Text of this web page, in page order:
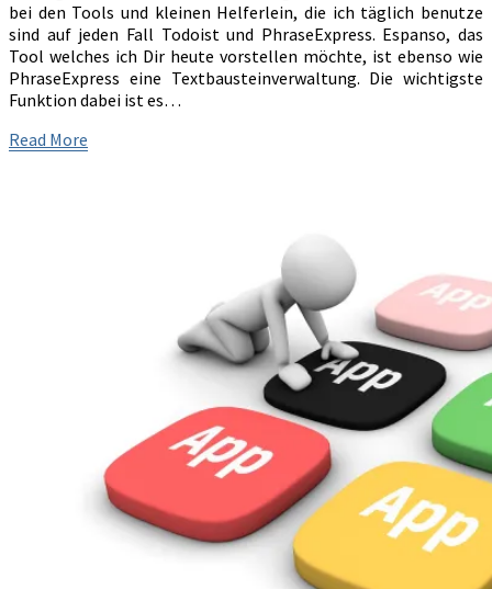
bei den Tools und kleinen Helferlein, die ich täglich benutze
sind auf jeden Fall Todoist und PhraseExpress. Espanso, das
Tool welches ich Dir heute vorstellen möchte, ist ebenso wie
PhraseExpress eine Textbausteinverwaltung. Die wichtigste
Funktion dabei ist es…
Read More